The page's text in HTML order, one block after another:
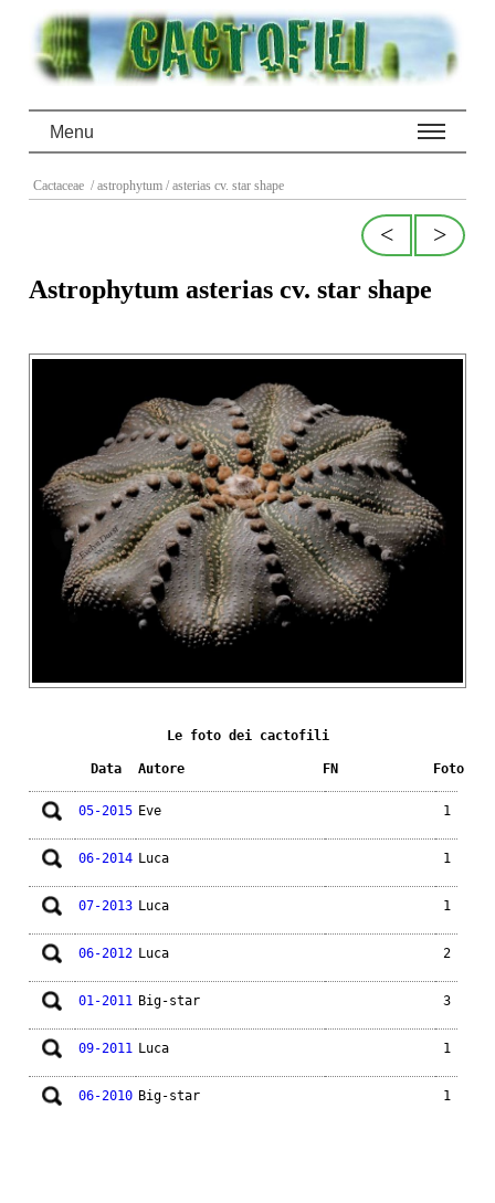
Menu
Cactaceae / astrophytum / asterias cv. star shape
>
<
Astrophytum asterias cv. star shape
Le foto dei cactofili
Data Autore FN Foto
05-2015 Eve 1
06-2014 Luca 1
07-2013 Luca 1
06-2012 Luca 2
01-2011 Big-star 3
09-2011 Luca 1
06-2010 Big-star 1